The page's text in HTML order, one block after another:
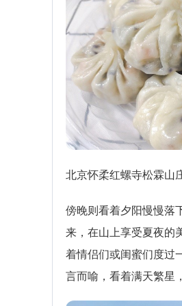
北京怀柔红螺寺松霖山
傍晚则看着夕阳慢慢落
来，在山上享受夏夜的
着情侣们或闺蜜们度过
言而喻，看着满天繁星